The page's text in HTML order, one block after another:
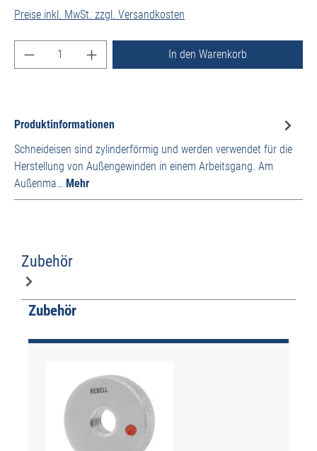
Preise inkl. MwSt. zzgl. Versandkosten
Produkt Anzahl: Gib den gewünschten Wert ein
In den Warenkorb
Produktinformationen
Schneideisen sind zylinderförmig und werden verwendet für die
Herstellung von Außengewinden in einem Arbeitsgang. Am
Außenma… Mehr
Zubehör
Produktgalerie überspringen
Zubehör